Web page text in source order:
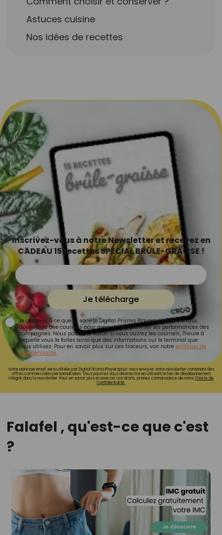
Astuces cuisine
Nos idées de recettes
Inscrivez-vous à notre Newsletter et recevez en
CADEAU 15 recettes SPÉCIAL BRÛLE-GRAISSE !
Je télécharge
Je consens à ce que la société Digital Prisma Players analyse le taux
d'ouverture des courriels pour mesurer et optimiser les performances des
campagnes. Nous pourrons savoir si vous ouvrez les courriels, l'heure à
laquelle vous le faites ainsi que des informations sur le terminal que
vous utilisez. Pour en savoir plus sur ces traceurs, voir notre politique de
confidentialité.
Votre adresse email sera utilisée par Digital Prisma Playerspour vous envoyer votre newsletter contenant des
offres commerciales personnalisées. Vous pourrez vous désinscrire en utilisant le lien de désabonnement
intégré dans la newsletter. Pour en savoir plus et exercer vos droits, prenez connaissance de notreCharte de
Confidentialité.
Falafel , qu'est-ce que c'est
?